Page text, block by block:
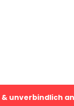
& unverbindlich